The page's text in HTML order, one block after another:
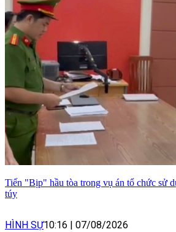
Tiến "Bịp" hầu tòa trong vụ án tổ chức sử
túy
HÌNH SỰ10:16 07/08/2026